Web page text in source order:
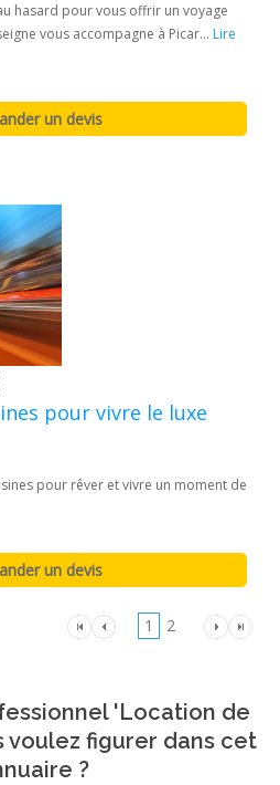
hasard pour vous offrir un voyage
vous accompagne à Picar... Lire
pour vivre le luxe
pour rêver et vivre un moment de
1 2
'Location de
voulez figurer dans cet
?